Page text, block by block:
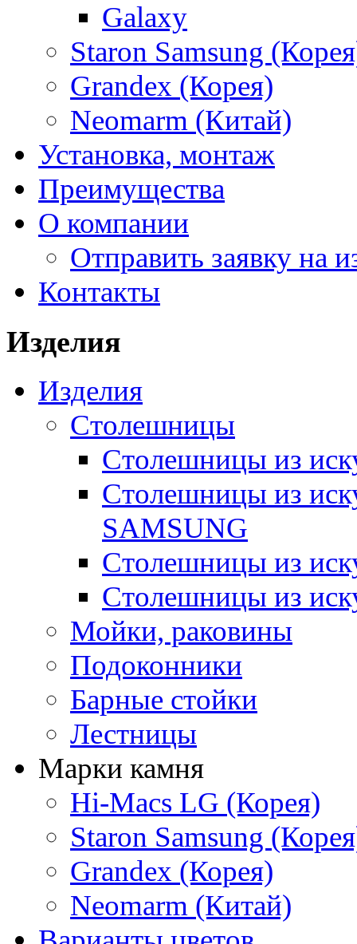
Galaxy
Staron Samsung
Grandex (Корея)
Neomarm (Китай)
Установка, монтаж
Преимущества
О компании
Отправить заявку на
Контакты
Изделия
Изделия
Столешницы
Столешницы из
Столешницы из
SAMSUNG
Столешницы из
Столешницы из
Мойки, раковины
Подоконники
Барные стойки
Лестницы
Марки камня
Hi-Macs LG (Корея)
Staron Samsung
Grandex (Корея)
Neomarm (Китай)